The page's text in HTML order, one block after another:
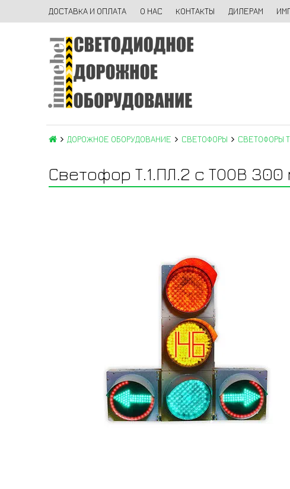
ДОСТАВКА И ОПЛАТА О НАС КОНТАКТЫ ДИЛЕРАМ
ДОРОЖНОЕ ОБОРУДОВАНИЕ СВЕТОФОРЫ СВЕТОФОРЫ
Светофор Т.1.ПЛ.2 с ТООВ